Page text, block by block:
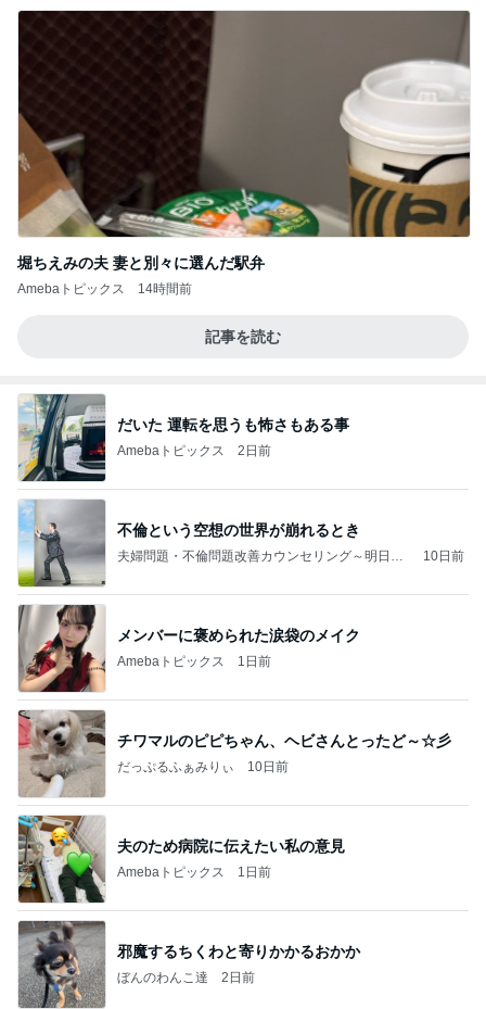
堀ちえみの夫 妻と別々に選んだ駅弁
Amebaトピックス 14時間前
記事を読む
だいた 運転を思うも怖さもある事
Amebaトピックス 2日前
不倫という空想の世界が崩れるとき
夫婦問題・不倫問題改善カウンセリング～明日へ
10日前
メンバーに褒められた涙袋のメイク
Amebaトピックス 1日前
チワマルのピピちゃん、ヘビさんとったど～☆彡
だっぷるふぁみりぃ 10日前
夫のため病院に伝えたい私の意見
Amebaトピックス 1日前
邪魔するちくわと寄りかかるおかか
ぼんのわんこ達 2日前